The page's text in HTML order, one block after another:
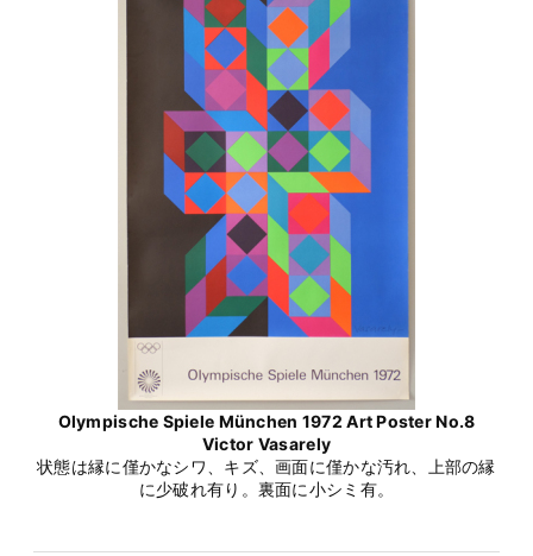
Olympische Spiele München 1972 Art Poster No.8
Victor Vasarely
状態は縁に僅かなシワ、キズ、画面に僅かな汚れ、上部の縁
に少破れ有り。裏面に小シミ有。